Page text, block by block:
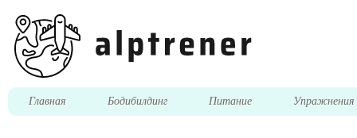
Главная Бодибилдинг Питание Упражнения